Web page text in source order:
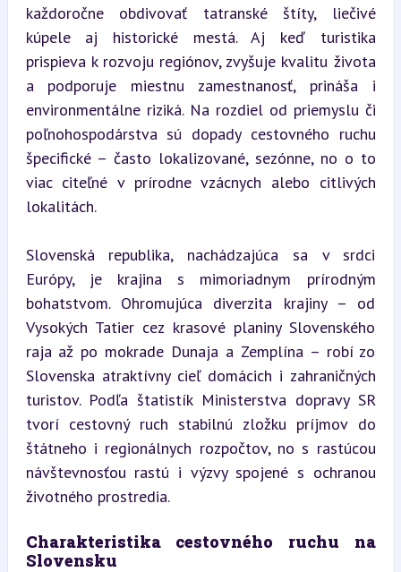
každoročne obdivovať tatranské štíty, liečivé
kúpele aj historické mestá. Aj keď turistika
prispieva k rozvoju regiónov, zvyšuje kvalitu života
a podporuje miestnu zamestnanosť, prináša i
environmentálne riziká. Na rozdiel od priemyslu či
poľnohospodárstva sú dopady cestovného ruchu
špecifické – často lokalizované, sezónne, no o to
viac citeľné v prírodne vzácnych alebo citlivých
lokalitách.
Slovenská republika, nachádzajúca sa v srdci
Európy, je krajina s mimoriadnym prírodným
bohatstvom. Ohromujúca diverzita krajiny – od
Vysokých Tatier cez krasové planiny Slovenského
raja až po mokrade Dunaja a Zemplína – robí zo
Slovenska atraktívny cieľ domácich i zahraničných
turistov. Podľa štatistík Ministerstva dopravy SR
tvorí cestovný ruch stabilnú zložku príjmov do
štátneho i regionálnych rozpočtov, no s rastúcou
návštevnosťou rastú i výzvy spojené s ochranou
životného prostredia.
Charakteristika cestovného ruchu na
Slovensku